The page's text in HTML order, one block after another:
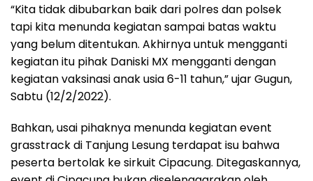
“Kita tidak dibubarkan baik dari polres dan polsek
tapi kita menunda kegiatan sampai batas waktu
yang belum ditentukan. Akhirnya untuk mengganti
kegiatan itu pihak Daniski MX mengganti dengan
kegiatan vaksinasi anak usia 6-11 tahun,” ujar Gugun,
Sabtu (12/2/2022).
Bahkan, usai pihaknya menunda kegiatan event
grasstrack di Tanjung Lesung terdapat isu bahwa
peserta bertolak ke sirkuit Cipacung. Ditegaskannya,